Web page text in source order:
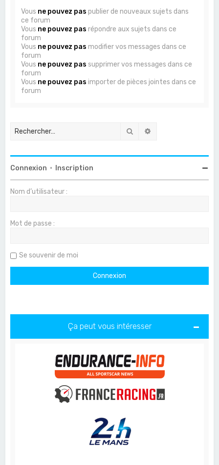
Vous ne pouvez pas publier de nouveaux sujets dans
ce forum
Vous ne pouvez pas répondre aux sujets dans ce
forum
Vous ne pouvez pas modifier vos messages dans ce
forum
Vous ne pouvez pas supprimer vos messages dans ce
forum
Vous ne pouvez pas importer de pièces jointes dans ce
forum
Rechercher
Connexion • Inscription
Nom d’utilisateur :
Mot de passe :
Se souvenir de moi
Ça peut vous intéresser